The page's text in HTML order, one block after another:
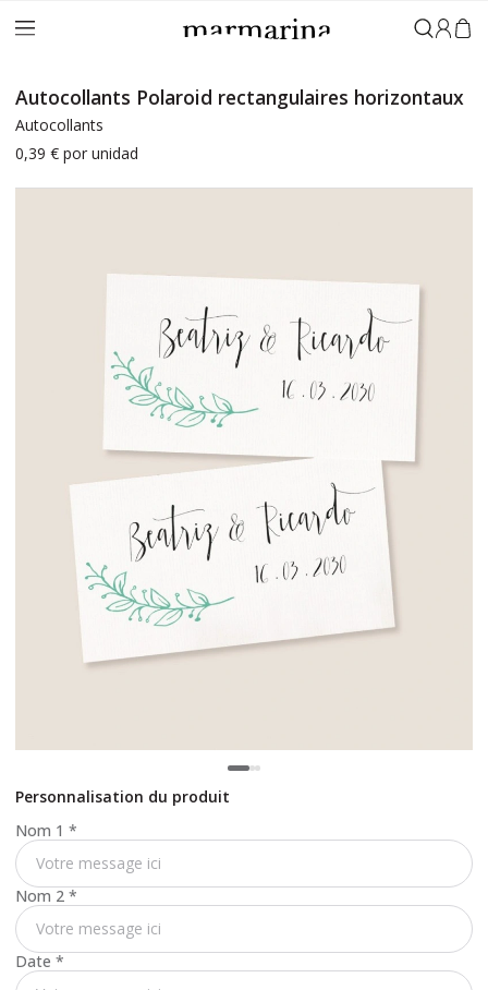
Autocollants Polaroid rectangulaires horizontaux
Autocollants
0,39 € por unidad
Personnalisation du produit
Nom 1 *
Nom 2 *
Date *